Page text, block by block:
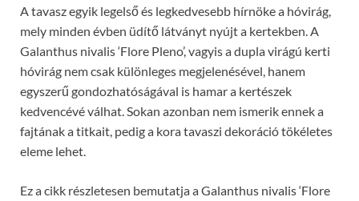
A tavasz egyik legelső és legkedvesebb hírnöke a hóvirág,
mely minden évben üdítő látványt nyújt a kertekben. A
Galanthus nivalis ‘Flore Pleno’, vagyis a dupla virágú kerti
hóvirág nem csak különleges megjelenésével, hanem
egyszerű gondozhatóságával is hamar a kertészek
kedvencévé válhat. Sokan azonban nem ismerik ennek a
fajtának a titkait, pedig a kora tavaszi dekoráció tökéletes
eleme lehet.
Ez a cikk részletesen bemutatja a Galanthus nivalis ‘Flore